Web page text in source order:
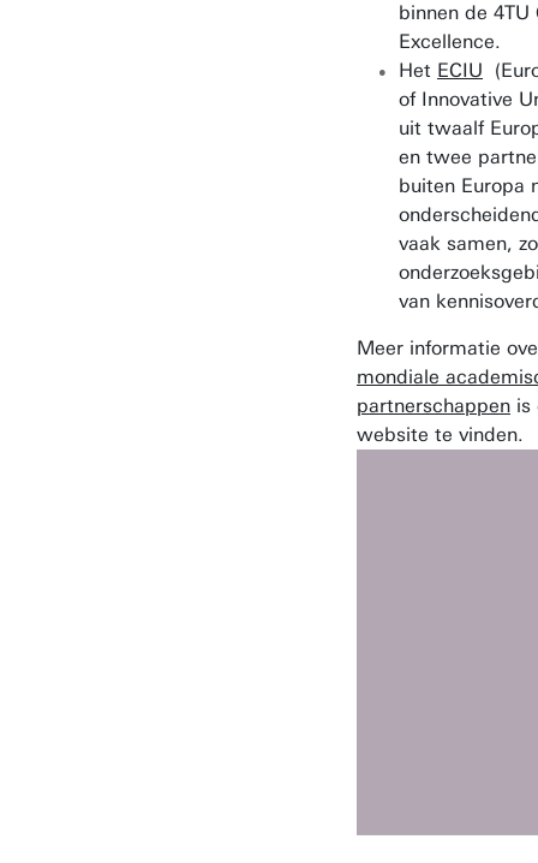
binnen de 4TU
Excellence.
Het ECIU
of Innovative
uit twaalf
en twee
buiten Europa
vaak samen,
van
Meer informatie
mondiale
partnerschappen is
website te vinden.